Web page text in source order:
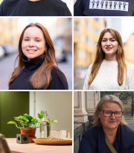
Njord Analyse AB Myrdal Media
Mitt Livs Val Michelle Hallén AB